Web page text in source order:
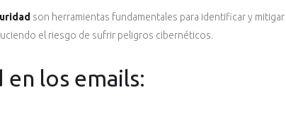
son herramientas fundamentales para identificar y
el riesgo de sufrir peligros cibernéticos.
en los emails: